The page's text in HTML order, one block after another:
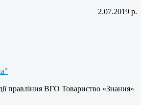
2.07.2019 р.
правління ВГО Товариство «Знання»